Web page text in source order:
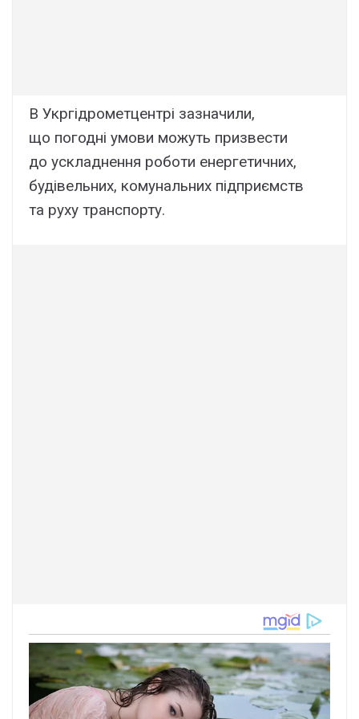
В Укргідрометцентрі зазначили,
що погодні умови можуть призвести
до ускладнення роботи енергетичних,
будівельних, комунальних підприємств
та руху транспорту.